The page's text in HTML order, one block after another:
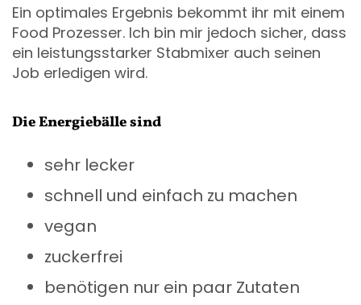
Ein optimales Ergebnis bekommt ihr mit einem
Food Prozesser. Ich bin mir jedoch sicher, dass
ein leistungsstarker Stabmixer auch seinen
Job erledigen wird.
Die Energiebälle sind
sehr lecker
schnell und einfach zu machen
vegan
zuckerfrei
benötigen nur ein paar Zutaten